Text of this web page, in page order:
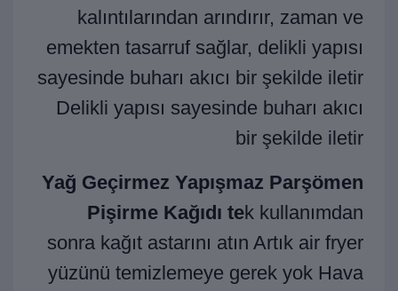
kalıntılarından arındırır, zaman ve
emekten tasarruf sağlar, delikli yapısı
sayesinde buharı akıcı bir şekilde iletir
Delikli yapısı sayesinde buharı akıcı
bir şekilde iletir
Yağ Geçirmez Yapışmaz Parşömen
Pişirme Kağıdı tek kullanımdan
sonra kağıt astarını atın Artık air fryer
yüzünü temizlemeye gerek yok Hava